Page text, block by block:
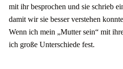
mit ihr besprochen und sie schrieb
damit wir sie besser verstehen
Wenn ich mein „Mutter sein“ mit
ich große Unterschiede fest.